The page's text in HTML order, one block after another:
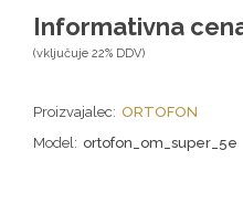
Proizvajalec: ORTOFON
Model: ortofon_om_super_5e
Informativna
(vključuje 22% DDV)